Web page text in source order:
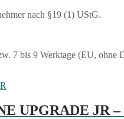
nach §19 (1) UStG.
7 bis 9 Werktage (EU, ohne
UPGRADE JR –